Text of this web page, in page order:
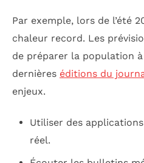
Par exemple, lors de l’été
chaleur record. Les
de préparer la population
dernières éditions du
enjeux.
Utiliser des
réel.